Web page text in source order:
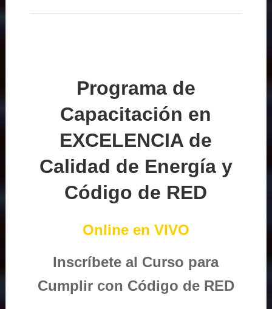
Programa de
Capacitación en
EXCELENCIA de
Calidad de Energía y
Código de RED
Online en VIVO
Inscríbete al Curso para
Cumplir con Código de RED